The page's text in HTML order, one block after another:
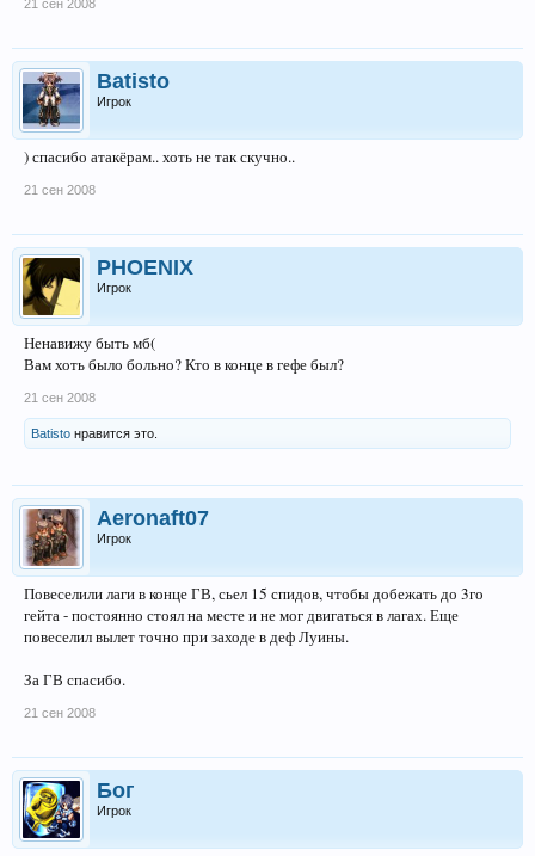
21 сен 2008
Batisto
Игрок
) спасибо атакёрам.. хоть не так скучно..
21 сен 2008
PHOENIX
Игрок
Ненавижу быть мб(
Вам хоть было больно? Кто в конце в гефе был?
21 сен 2008
Batisto нравится это.
Aeronaft07
Игрок
Повеселили лаги в конце ГВ, сьел 15 спидов, чтобы добежать до 3го
гейта - постоянно стоял на месте и не мог двигаться в лагах. Еще
повеселил вылет точно при заходе в деф Луины.
За ГВ спасибо.
21 сен 2008
Бог
Игрок